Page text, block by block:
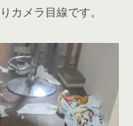
カメラ目線です。